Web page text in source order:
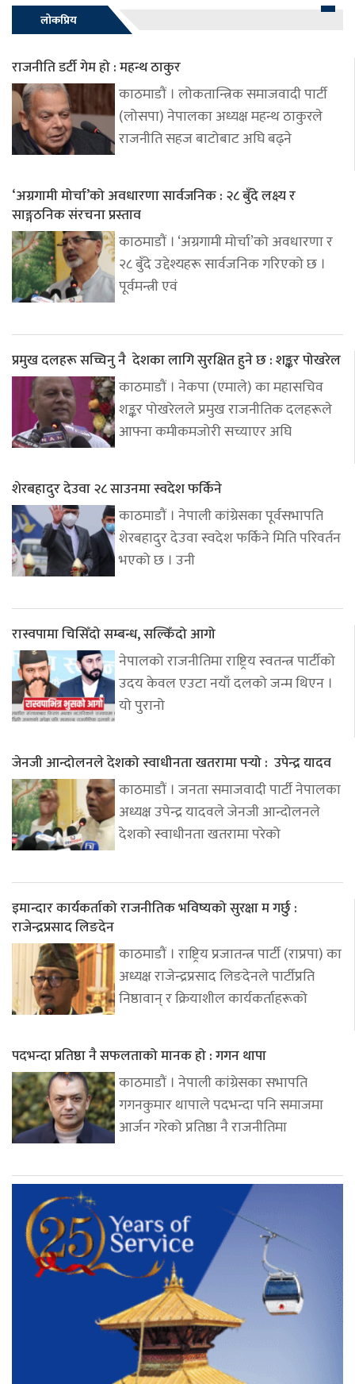
लोकप्रिय
राजनीति डर्टी गेम हो : महन्थ ठाकुर
काठमाडौं । लोकतान्त्रिक समाजवादी पार्टी
(लोसपा) नेपालका अध्यक्ष महन्थ ठाकुरले
राजनीति सहज बाटोबाट अघि बढ्ने
‘अग्रगामी मोर्चा’को अवधारणा सार्वजनिक : २८ बुँदे लक्ष्य र
साङ्गठनिक संरचना प्रस्ताव
काठमाडौं । ‘अग्रगामी मोर्चा’को अवधारणा र
२८ बुँदे उद्देश्यहरू सार्वजनिक गरिएको छ ।
पूर्वमन्त्री एवं
प्रमुख दलहरू सच्चिनु नै देशका लागि सुरक्षित हुने छ : शङ्कर पोखरेल
काठमाडौं । नेकपा (एमाले) का महासचिव
शङ्कर पोखरेलले प्रमुख राजनीतिक दलहरूले
आफ्ना कमीकमजोरी सच्याएर अघि
शेरबहादुर देउवा २८ साउनमा स्वदेश फर्किने
काठमाडौं । नेपाली कांग्रेसका पूर्वसभापति
शेरबहादुर देउवा स्वदेश फर्किने मिति परिवर्तन
भएको छ । उनी
रास्वपामा चिसिँदो सम्बन्ध, सल्किँदो आगो
नेपालको राजनीतिमा राष्ट्रिय स्वतन्त्र पार्टीको
उदय केवल एउटा नयाँ दलको जन्म थिएन ।
यो पुरानो
जेनजी आन्दोलनले देशको स्वाधीनता खतरामा पर्‍यो : उपेन्द्र यादव
काठमाडौं । जनता समाजवादी पार्टी नेपालका
अध्यक्ष उपेन्द्र यादवले जेनजी आन्दोलनले
देशको स्वाधीनता खतरामा परेको
इमान्दार कार्यकर्ताको राजनीतिक भविष्यको सुरक्षा म गर्छु :
राजेन्द्रप्रसाद लिङदेन
काठमाडौं । राष्ट्रिय प्रजातन्त्र पार्टी (राप्रपा) का
अध्यक्ष राजेन्द्रप्रसाद लिङदेनले पार्टीप्रति
निष्ठावान् र क्रियाशील कार्यकर्ताहरूको
पदभन्दा प्रतिष्ठा नै सफलताको मानक हो : गगन थापा
काठमाडौं । नेपाली कांग्रेसका सभापति
गगनकुमार थापाले पदभन्दा पनि समाजमा
आर्जन गरेको प्रतिष्ठा नै राजनीतिमा